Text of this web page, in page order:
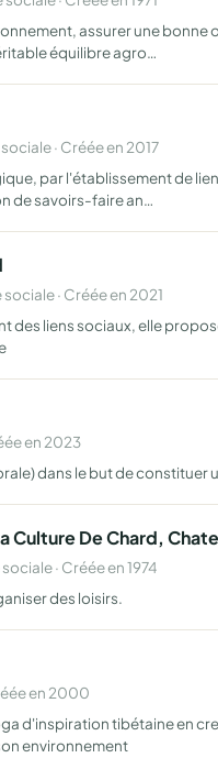
assurer une
équilibre agro…
· Créée en 2017
par l'établissement de
de savoirs-faire an…
· Créée en 2021
des liens sociaux, elle
en 2023
dans le but de
Culture De Chard,
· Créée en 1974
des loisirs.
en 2000
d'inspiration tibétaine en
environnement